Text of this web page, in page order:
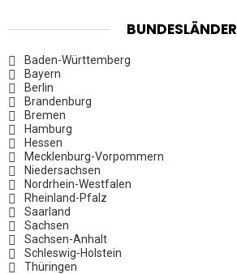
BUNDESLÄNDER
Baden-Württemberg
Bayern
Berlin
Brandenburg
Bremen
Hamburg
Hessen
Mecklenburg-Vorpommern
Niedersachsen
Nordrhein-Westfalen
Rheinland-Pfalz
Saarland
Sachsen
Sachsen-Anhalt
Schleswig-Holstein
Thüringen